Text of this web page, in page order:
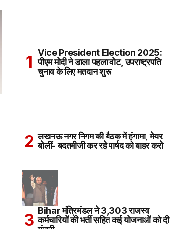
Vice President Election 2025:
पीएम मोदी ने डाला पहला वोट, उपराष्ट्रपति
चुनाव के लिए मतदान शुरू
लखनऊ नगर निगम की बैठक में हंगामा, मेयर
बोलीं- बदतमीजी कर रहे पार्षद को बाहर करो
Bihar मंत्रिमंडल ने 3,303 राजस्व
कर्मचारियों की भर्ती सहित कई योजनाओं को दी